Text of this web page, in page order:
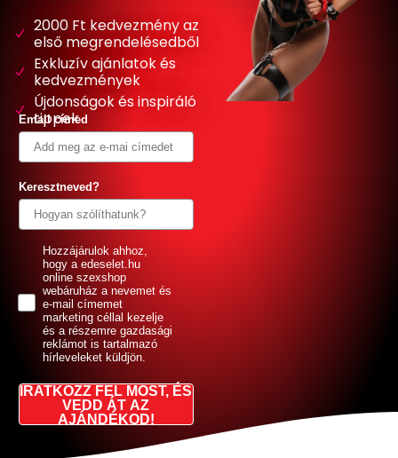
2000 Ft kedvezmény az
első megrendelésedből
Exkluzív ajánlatok és
kedvezmények
Újdonságok és inspiráló
tippek
Email címed
Keresztneved?
GDPRHozzájárulok ahhoz,
hogy a edeselet.hu
online szexshop
webáruház a nevemet és
e-mail címemet
marketing céllal kezelje
és a részemre gazdasági
reklámot is tartalmazó
hírleveleket küldjön.
IRATKOZZ FEL MOST, ÉS
VEDD ÁT AZ
AJÁNDÉKOD!